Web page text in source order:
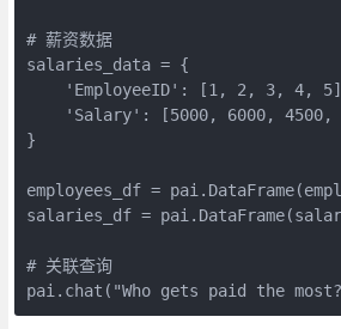
# 薪资数据
salaries_data = {
'EmployeeID': [1, 2, 3, 4,
'Salary': [5000, 6000, 4500,
}
employees_df =
salaries_df =
# 关联查询
pai.chat("Who gets paid the